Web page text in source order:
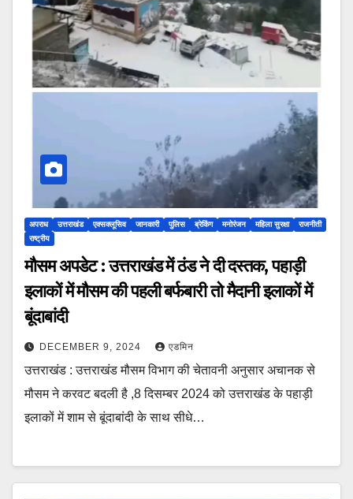
अपराध उत्तराखंड एक्सक्लूसिव जानकारी पुलिस ब्रेकिंग मनोरंजन महिला सुरक्षा
राजनीती
राष्ट्रीय
मौसम अपडेट : उत्तराखंड में ठंड ने दी दस्तक, पहाड़ी
इलाकों में मौसम की पहली बर्फबारी तो मैदानी इलाकों में
बूंदाबांदी
DECEMBER 9, 2024 एडमिन
उत्तराखंड : उत्तराखंड मौसम विभाग की चेतावनी अनुसार अचानक से
मौसम ने करवट बदली है ,8 दिसम्बर 2024 को उत्तराखंड के पहाड़ी
इलाकों में शाम से बूंदाबांदी के साथ सीधे…